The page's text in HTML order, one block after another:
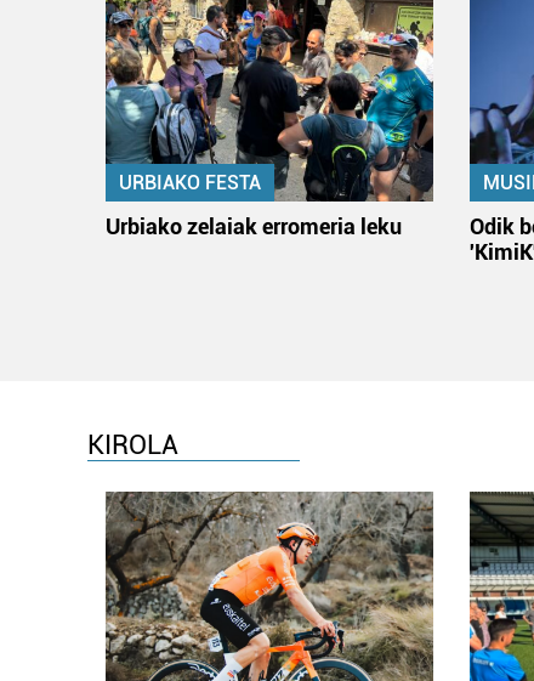
URBIAKO FESTA
Urbiako zelaiak erromeria leku
Odik
KIROLA